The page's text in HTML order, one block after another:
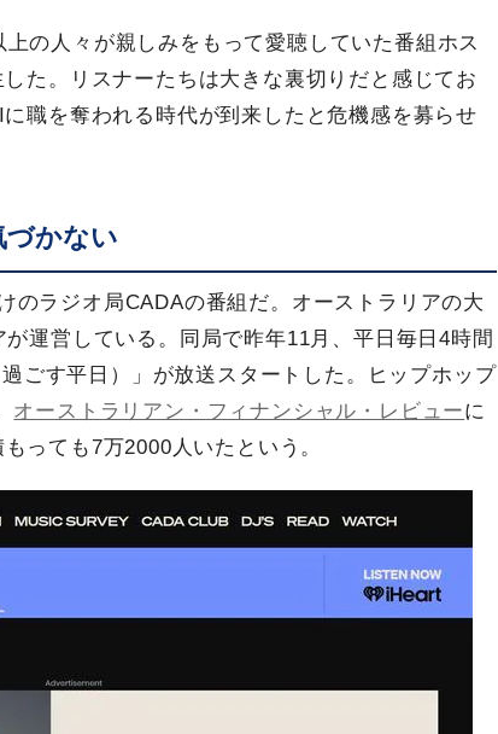
の人々が親しみをもって愛聴していた番組ホス
た。リスナーたちは大きな裏切りだと感じてお
職を奪われる時代が到来したと危機感を募らせ
づかない
のラジオ局CADAの番組だ。オーストラリアの大
運営している。同局で昨年11月、平日毎日4時間
ごす平日）」が放送スタートした。ヒップホップ
オーストラリアン・フィナンシャル・レビューに
っても7万2000人いたという。